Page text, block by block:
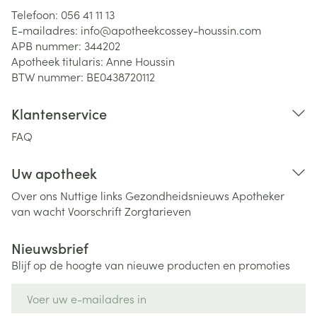
Telefoon: 056 41 11 13
E-mailadres: info@apotheekcossey-houssin.com
APB nummer: 344202
Apotheek titularis: Anne Houssin
BTW nummer: BE0438720112
Klantenservice
FAQ
Uw apotheek
Over ons Nuttige links Gezondheidsnieuws Apotheker
van wachtVoorschriftZorgtarieven
Nieuwsbrief
Blijf op de hoogte van nieuwe producten en promoties